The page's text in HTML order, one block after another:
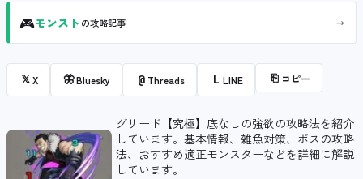
🎮モンスト の攻略記事 →
𝕏X 🦋Bluesky @ Threads L LINE ⎘ コピー
グリード【究極】底なしの強欲の攻略法を紹介
しています。基本情報、雑魚対策、ボスの攻略
法、おすすめ適正モンスターなどを詳細に解説
しています。